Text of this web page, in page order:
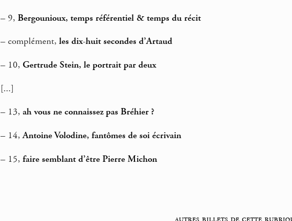
– 9, Bergounioux, temps référentiel & temps du récit
– complément, les dix-huit secondes d’Artaud
– 10, Gertrude Stein, le portrait par deux
[...]
– 13, ah vous ne connaissez pas Bréhier ?
– 14,Antoine Volodine, fantômes de soi écrivain
– 15, faire semblant d’être Pierre Michon
autres billets de cette